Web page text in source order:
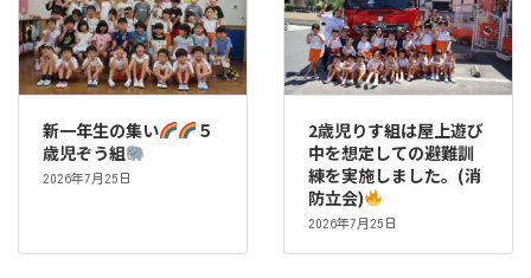
新一年生の集い
５
歳児ぞう組
2026年7月25日
2歳児りす組は屋上遊び
中を想定しての避難訓
練を実施しました。(消
防立会)
2026年7月25日